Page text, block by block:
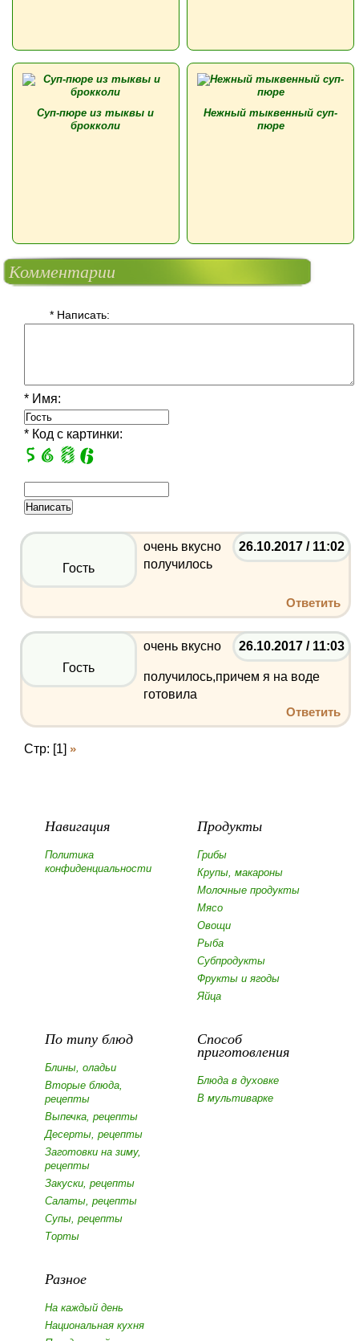
Суп-пюре из тыквы и
брокколи
Нежный тыквенный суп-
пюре
Комментарии
* Написать:
* Имя:
* Код с картинки:
26.10.2017 / 11:02
Гость
очень вкусно
получилось
Ответить
26.10.2017 / 11:03
Гость
очень вкусно
получилось,причем я на воде
готовила
Ответить
Стр: [1] »
Навигация
Политика
конфиденциальности
Продукты
Грибы
Крупы, макароны
Молочные продукты
Мясо
Овощи
Рыба
Субпродукты
Фрукты и ягоды
Яйца
По типу блюд
Блины, оладьи
Вторые блюда,
рецепты
Выпечка, рецепты
Десерты, рецепты
Заготовки на зиму,
рецепты
Закуски, рецепты
Салаты, рецепты
Супы, рецепты
Торты
Способ
приготовления
Блюда в духовке
В мультиварке
Разное
На каждый день
Национальная кухня